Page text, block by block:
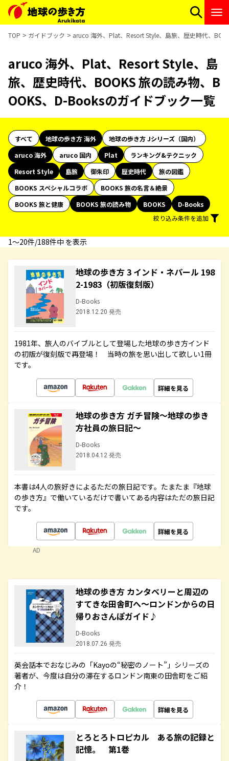
TOP ガイドブック aruco 海外、Plat、Resort Style、島旅、歴史時代、
aruco 海外、Plat、Resort Style、島
旅、歴史時代、BOOKS 旅の読み物、B
OOKS、D-Booksのガイドブック一覧
すべて 地球の歩き方 海外
地球の歩き方 Jシリーズ（国内）
aruco 海外
aruco 国内 Plat
ランキング&テクニック
Resort Style
島旅 御朱印 歴史時代
旅の図鑑
BOOKS スペシャルコラボ
BOOKS 旅の名言＆絶景
BOOKS 旅と健康
BOOKS 旅の読み物 BOOKS
D-Books
絞り込み条件を追加
1〜20件/188件中 を表示
地球の歩き方 3 インド・ネパール 198
2-1983（初版復刻版）
D-Books
2018.12.20 発売
1981年、旅人のバイブルとして登場した地球の歩き方インド
の初版が復刻版で再登場！ 当時の旅を思い出して欲しい1冊
です。
詳細を見る
地球の歩き方 ガチ冒険～地球の歩き
方社員の旅日記～
D-Books
2018.04.12 発売
本書は4人の旅好きによるただの旅日記です。たまたま『地球
の歩き方』で働いているだけで書いてある内容はただの旅日記
です。
詳細を見る
AD
地球の歩き方 カンタベリーと周辺の
すてきな田舎町へ～ロンドンからの日
帰りおさんぽガイド♪
D-Books
2018.07.26 発売
英会話本でおなじみの「Kayoの“秘密のノート”」シリーズの
著者が、今度は自分の滞在するロンドン南東の田舎町をご紹
介！
詳細を見る
とろとろトロピカル ある旅の記録と
記憶。 第1巻